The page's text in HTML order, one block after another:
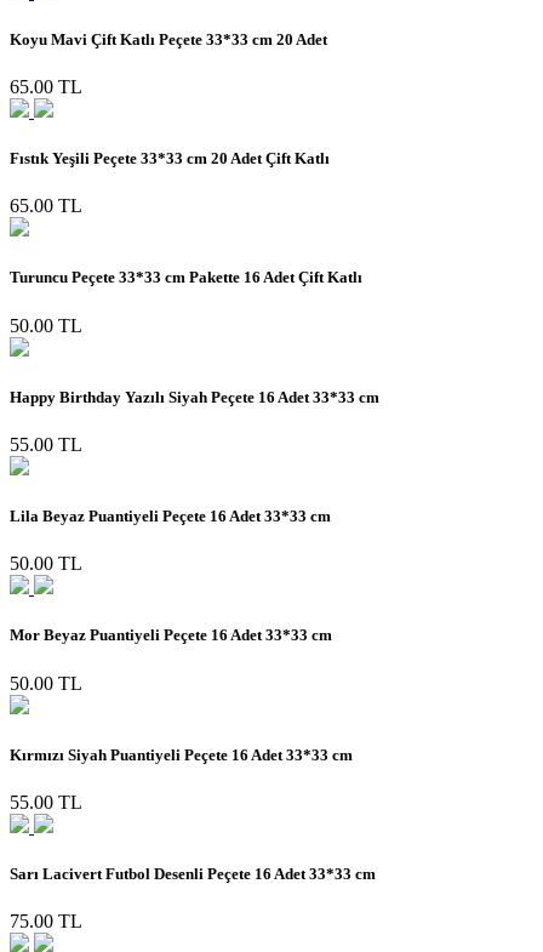
Koyu Mavi Çift Katlı Peçete 33*33 cm 20 Adet
65.00 TL
Fıstık Yeşili Peçete 33*33 cm 20 Adet Çift Katlı
65.00 TL
Turuncu Peçete 33*33 cm Pakette 16 Adet Çift Katlı
50.00 TL
Happy Birthday Yazılı Siyah Peçete 16 Adet 33*33 cm
55.00 TL
Lila Beyaz Puantiyeli Peçete 16 Adet 33*33 cm
50.00 TL
Mor Beyaz Puantiyeli Peçete 16 Adet 33*33 cm
50.00 TL
Kırmızı Siyah Puantiyeli Peçete 16 Adet 33*33 cm
55.00 TL
Sarı Lacivert Futbol Desenli Peçete 16 Adet 33*33 cm
75.00 TL